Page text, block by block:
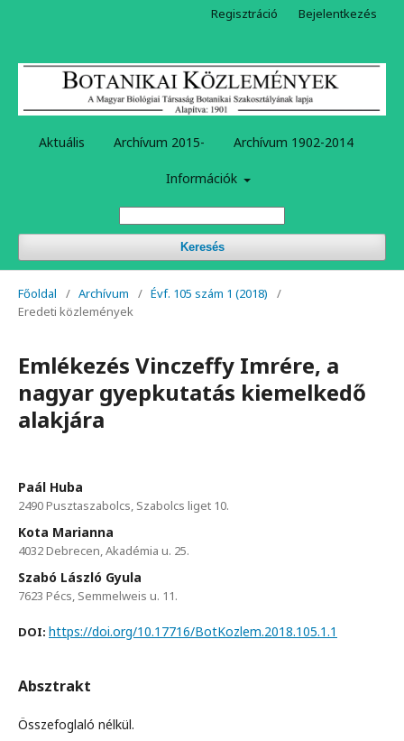
Aktuális Archívum 2015- Archívum 1902-2014
Információk
Keresés
Regisztráció Bejelentkezés
Főoldal / Archívum / Évf. 105 szám 1 (2018)
/
Eredeti közlemények
Emlékezés Vinczeffy Imrére, a
nagyar gyepkutatás kiemelkedő
alakjára
Paál Huba
2490 Pusztaszabolcs, Szabolcs liget 10.
Kota Marianna
4032 Debrecen, Akadémia u. 25.
Szabó László Gyula
7623 Pécs, Semmelweis u. 11.
DOI: https://doi.org/10.17716/BotKozlem.2018.105.1.1
Absztrakt
Összefoglaló nélkül.